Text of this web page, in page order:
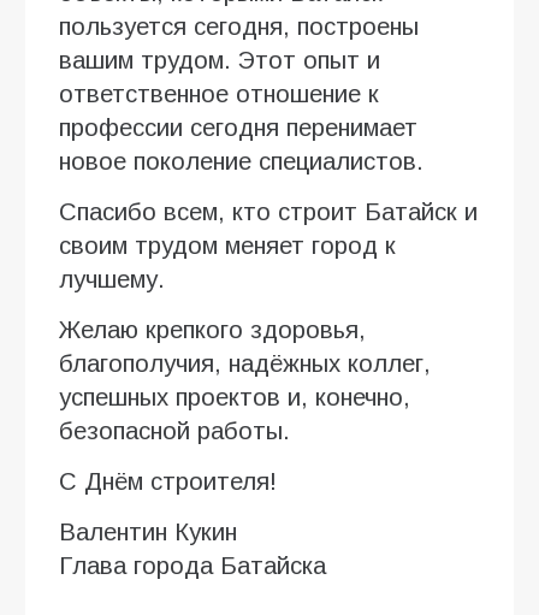
пользуется сегодня, построены
вашим трудом. Этот опыт и
ответственное отношение к
профессии сегодня перенимает
новое поколение специалистов.
Спасибо всем, кто строит Батайск и
своим трудом меняет город к
лучшему.
Желаю крепкого здоровья,
благополучия, надёжных коллег,
успешных проектов и, конечно,
безопасной работы.
С Днём строителя!
Валентин Кукин
Глава города Батайска